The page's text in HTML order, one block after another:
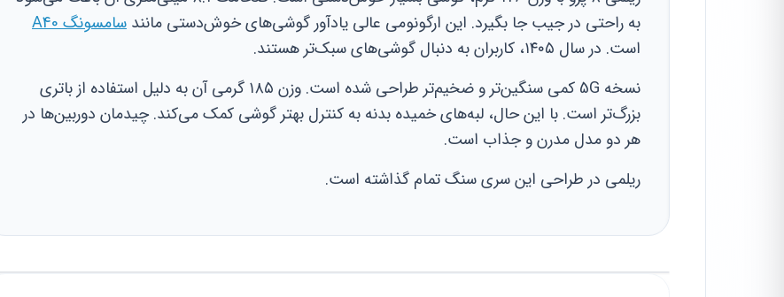
به راحتی در جیب جا بگیرد. این ارگونومی عالی یادآور گوشی‌های خوش‌دستی مانند سامسونگ A40
است. در سال ۱۴۰۵، کاربران به دنبال گوشی‌های سبک‌تر هستند.
نسخه 5G کمی سنگین‌تر و ضخیم‌تر طراحی شده است. وزن ۱۸۵ گرمی آن به دلیل استفاده از باتری
بزرگ‌تر است. با این حال، لبه‌های خمیده بدنه به کنترل بهتر گوشی کمک می‌کند. چیدمان دوربین‌ها در
هر دو مدل مدرن و جذاب است.
ریلمی در طراحی این سری سنگ تمام گذاشته است.